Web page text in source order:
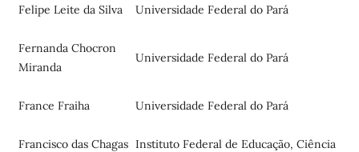
Felipe Leite da Silva Universidade Federal do Pará
Fernanda Chocron
Miranda
Universidade Federal do Pará
France Fraiha Universidade Federal do Pará
Francisco das Chagas Instituto Federal de Educação, Ciência